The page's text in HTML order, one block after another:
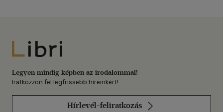
Libri
Legyen mindig képben az irodalommal!
Iratkozzon fel legfrissebb híreinkért!
Hírlevél-feliratkozás